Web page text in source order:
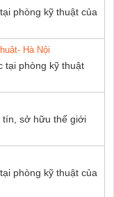
phòng kỹ thuật của
Hà Nội
tại phòng kỹ thuật
tín, sở hữu thế giới
phòng kỹ thuật của